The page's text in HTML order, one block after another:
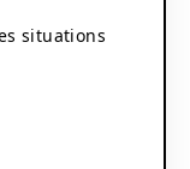
situations